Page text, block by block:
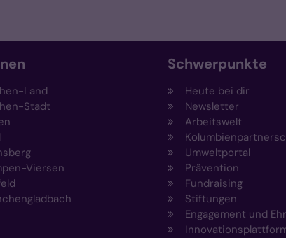
Land
Stadt
Viersen
Schwerpunkte
Heute bei dir
Newsletter
Arbeitswelt
Umweltportal
Prävention
Fundraising
Stiftungen
Engagement und